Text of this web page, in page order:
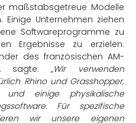
maßstabsgetreue Modelle
Einige Unternehmen ziehen
Softwareprogramme zu
Ergebnisse zu erzielen.
des französischen AM-
sagte:„Wir verwenden
Rhino und Grasshopper,
und einige physikalische
Für spezifische
wir unsere eigenen